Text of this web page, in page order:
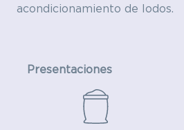
acondicionamiento de lodos.
Presentaciones